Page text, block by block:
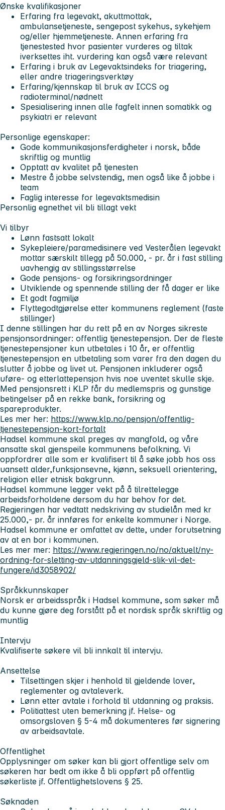
Ønske kvalifikasjoner
Erfaring fra legevakt, akuttmottak,
ambulansetjeneste, sengepost sykehus, sykehjem
og/eller hjemmetjeneste. Annen erfaring fra
tjenestested hvor pasienter vurderes og tiltak
iverksettes iht. vurdering kan også være relevant
Erfaring i bruk av Legevaktsindeks for triagering,
eller andre triageringsverktøy
Erfaring/kjennskap til bruk av ICCS og
radioterminal/nødnett
Spesialisering innen alle fagfelt innen somatikk og
psykiatri er relevant
Personlige egenskaper:
Gode kommunikasjonsferdigheter i norsk, både
skriftlig og muntlig
Opptatt av kvalitet på tjenesten
Mestre å jobbe selvstendig, men også like å jobbe i
team
Faglig interesse for legevaktsmedisin
Personlig egnethet vil bli tillagt vekt
Vi tilbyr
Lønn fastsatt lokalt
Sykepleiere/paramedisinere ved Vesterålen legevakt
mottar særskilt tillegg på 50.000, - pr. år i fast stilling
uavhengig av stillingsstørrelse
Gode pensjons- og forsikringsordninger
Utviklende og spennende stilling der få dager er like
Et godt fagmiljø
Flyttegodtgjørelse etter kommunens reglement (faste
stillinger)
I denne stillingen har du rett på en av Norges sikreste
pensjonsordninger: offentlig tjenestepensjon. Der de fleste
tjenestepensjoner kun utbetales i 10 år, er offentlig
tjenestepensjon en utbetaling som varer fra den dagen du
slutter å jobbe og livet ut. Pensjonen inkluderer også
uføre- og etterlattepensjon hvis noe uventet skulle skje.
Med pensjonsrett i KLP får du medlemspris og gunstige
betingelser på en rekke bank, forsikring og
spareprodukter.
Les mer her: https://www.klp.no/pensjon/offentlig-
tjenestepensjon-kort-fortalt
Hadsel kommune skal preges av mangfold, og våre
ansatte skal gjenspeile kommunens befolkning. Vi
oppfordrer alle som er kvalifisert til å søke jobb hos oss
uansett alder,funksjonsevne, kjønn, seksuell orientering,
religion eller etnisk bakgrunn.
Hadsel kommune legger vekt på å tilrettelegge
arbeidsforholdene dersom du har behov for det.
Regjeringen har vedtatt nedskriving av studielån med kr
25.000,- pr. år innføres for enkelte kommuner i Norge.
Hadsel kommune er omfattet av dette, under forutsetning
av at en bor i kommunen.
Les mer mer: https://www.regjeringen.no/no/aktuelt/ny-
ordning-for-sletting-av-utdanningsgjeld-slik-vil-det-
fungere/id3058902/
Språkkunnskaper
Norsk er arbeidsspråk i Hadsel kommune, som søker må
du kunne gjøre deg forstått på et nordisk språk skriftlig og
muntlig
Intervju
Kvalifiserte søkere vil bli innkalt til intervju.
Ansettelse
Tilsettingen skjer i henhold til gjeldende lover,
reglementer og avtaleverk.
Lønn etter avtale i forhold til utdanning og praksis.
Politiattest uten bemerkning jf. Helse- og
omsorgsloven § 5-4 må dokumenteres før signering
av arbeidsavtale.
Offentlighet
Opplysninger om søker kan bli gjort offentlige selv om
søkeren har bedt om ikke å bli oppført på offentlig
søkerliste jf. Offentlighetslovens § 25.
Søknaden